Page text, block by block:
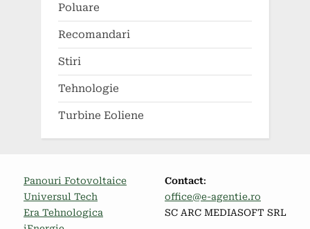
Poluare
Recomandari
Stiri
Tehnologie
Turbine Eoliene
Panouri Fotovoltaice
Universul Tech
Era Tehnologica
Contact:
office@e-agentie.ro
SC ARC MEDIASOFT SRL